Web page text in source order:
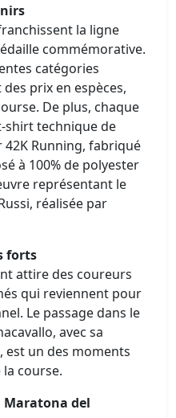
la ligne
commémorative.
catégories
prix en espèces,
De plus, chaque
technique de
Running, fabriqué
à 100% de polyester
représentant le
réalisée par
forts
attire des coureurs
qui reviennent pour
Le passage dans le
avec sa
est un des moments
course.
del